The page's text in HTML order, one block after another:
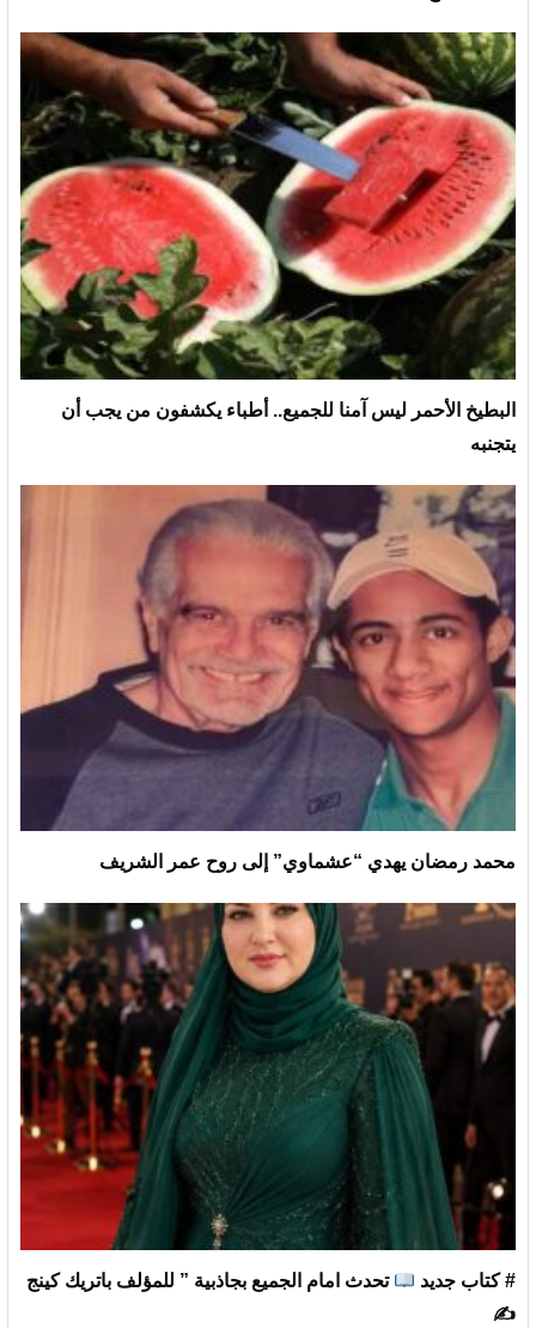
البطيخ الأحمر ليس آمنا للجميع.. أطباء يكشفون من يجب أن
يتجنبه
محمد رمضان يهدي “عشماوي” إلى روح عمر الشريف
# كتاب جديد
تحدث امام الجميع بجاذبية ” للمؤلف باتريك كينج
✍